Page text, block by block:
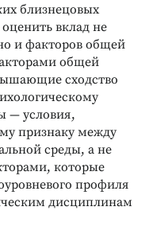
близнецовых
вклад не
и факторов общей
общей
сходство
— условия,
признаку между
среды, а не
которые
профиля
дисциплинам